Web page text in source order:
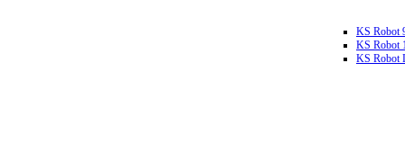
KS Robot
KS Robot
KS Robot